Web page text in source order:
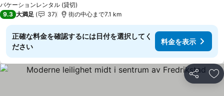
バケーションレンタル (貸切)
9.3 大満足 37 街の中心まで7.1 km
正確な料金を確認するには日付を選択してく
ださい
料金を表示
シェア お